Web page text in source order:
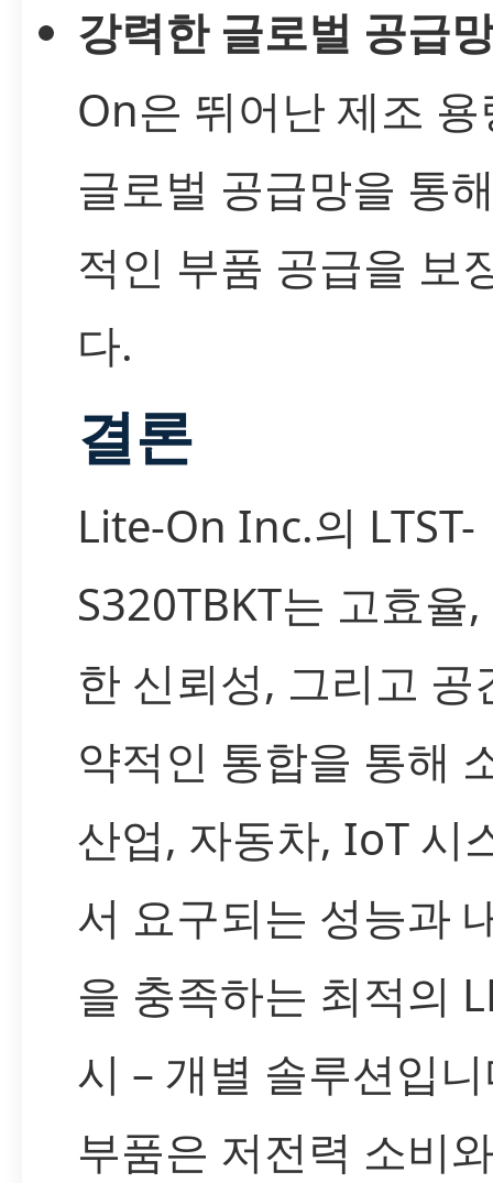
강력한 글로벌 공급
On은 뛰어난 제조
글로벌 공급망을 통
적인 부품 공급을 보
다.
결론
Lite-On Inc.의 LTST-
S320TBKT는 고효율
한 신뢰성, 그리고 공
약적인 통합을 통해
산업, 자동차, IoT 시
서 요구되는 성능과
을 충족하는 최적의
시 – 개별 솔루션입
부품은 저전력 소비